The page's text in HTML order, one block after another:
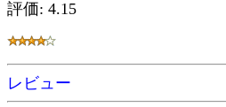
評価: 4.15
レビュー